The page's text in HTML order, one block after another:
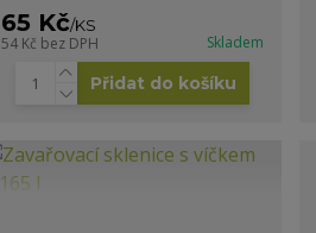
65 Kč/KS
54 Kč bez DPH Skladem
Přidat do košíku